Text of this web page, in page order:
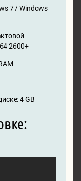
7 / Windows
2600+
4 GB